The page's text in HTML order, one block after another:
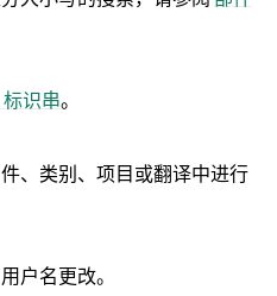
标识串。
、类别、项目或翻译中进行
户名更改。